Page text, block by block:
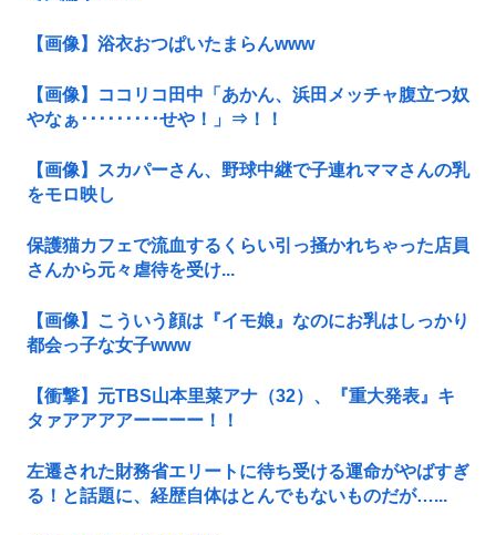
【画像】浴衣おつぱいたまらんwww
【画像】ココリコ田中「あかん、浜田メッチャ腹立つ奴
やなぁ･････････せや！」⇒！！
【画像】スカパーさん、野球中継で子連れママさんの乳
をモロ映し
保護猫カフェで流血するくらい引っ掻かれちゃった店員
さんから元々虐待を受け...
【画像】こういう顔は『イモ娘』なのにお乳はしっかり
都会っ子な女子www
【衝撃】元TBS山本里菜アナ（32）、『重大発表』キ
タァアアアアーーーー！！
左遷された財務省エリートに待ち受ける運命がやばすぎ
る！と話題に、経歴自体はとんでもないものだが…...